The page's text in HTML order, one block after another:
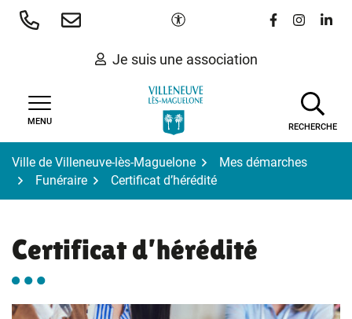
Aller
Paramètres d'accessibilité
Lien vers le
Lien vers
Lien
Je suis une association
MENU
RECHERCHE
Ville de Villeneuve-lès-Maguelone
Mes démarches
Funéraire
Certificat d’hérédité
Certificat d’hérédité